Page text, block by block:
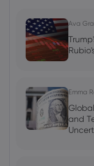
Ava
Emma
and